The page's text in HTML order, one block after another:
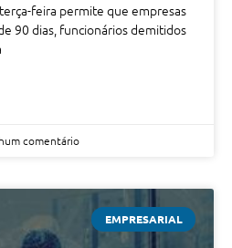
feira permite que empresas
90 dias, funcionários demitidos
comentário
EMPRESARIAL